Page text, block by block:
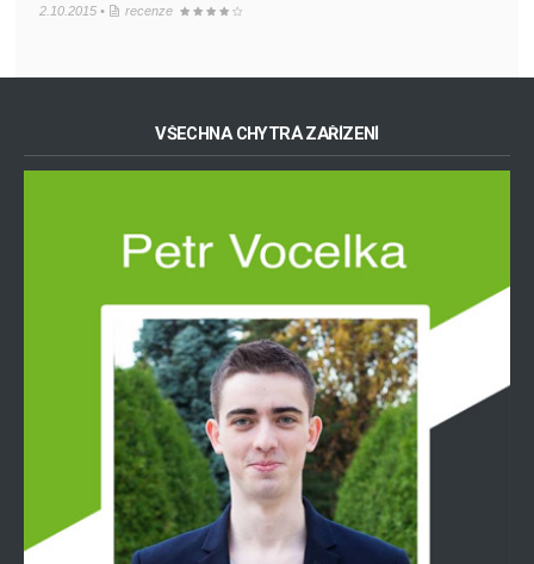
2.10.2015 • recenze
VŠECHNA CHYTRÁ ZAŘÍZENÍ